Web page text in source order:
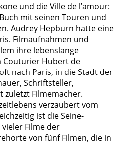
und die Ville de l’amour:
mit seinen Touren und
Audrey Hepburn hatte eine
Filmaufnahmen und
ihre lebenslange
Couturier Hubert de
nach Paris, in die Stadt der
Schriftsteller,
zuletzt Filmemacher.
verzaubert vom
ist die Seine-
Filme der
von fünf Filmen, die in